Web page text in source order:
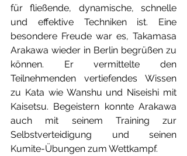
für fließende, dynamische, schnelle
und effektive Techniken ist. Eine
besondere Freude war es, Takamasa
Arakawa wieder in Berlin begrüßen zu
können. Er vermittelte den
Teilnehmenden vertiefendes Wissen
zu Kata wie Wanshu und Niseishi mit
Kaisetsu. Begeistern konnte Arakawa
auch mit seinem Training zur
Selbstverteidigung und seinen
Kumite-Übungen zum Wettkampf.